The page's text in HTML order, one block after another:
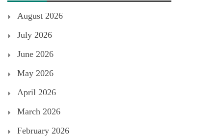
August 2026
July 2026
June 2026
May 2026
April 2026
March 2026
February 2026